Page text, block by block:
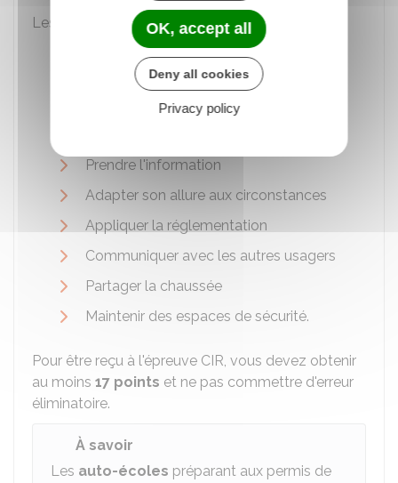
Les
compétencessuivantes sont évaluées :
Savoir s'installer et assurer la sécurité à
Autonomie et la conscience du risque
Prendre l'information
Adapter son allure aux circonstances
Appliquer la réglementation
Communiquer avec les autres usagers
Partager la chaussée
Maintenir des espaces de sécurité.
Pour être reçu à l'épreuve CIR, vous devez obtenir
au moins 17 points et ne pas commettre d'erreur
éliminatoire.
À savoir
Les auto-écoles préparant aux permis de
OK, accept all
Deny all cookies
Privacy policy